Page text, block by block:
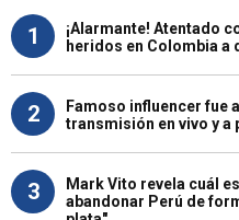
1
¡Alarmante! Atentado
heridos en Colombia a
2
Famoso influencer fue
transmisión en vivo y a
3
Mark Vito revela cuál
abandonar Perú de